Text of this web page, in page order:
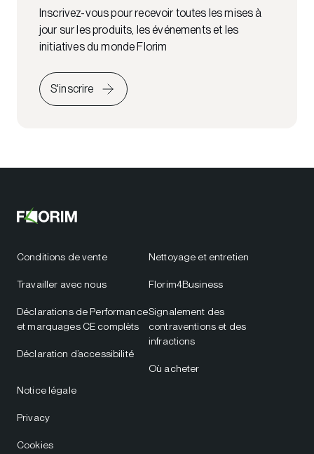
Inscrivez-vous pour recevoir toutes les mises à
jour sur les produits, les événements et les
initiatives du monde Florim
S'inscrire
Conditions de vente
Travailler avec nous
Déclarations de Performance
et marquages CE complèts
Déclaration d’accessibilité
Nettoyage et entretien
Florim4Business
Signalement des
contraventions et des
infractions
Où acheter
Notice légale
Privacy
Cookies